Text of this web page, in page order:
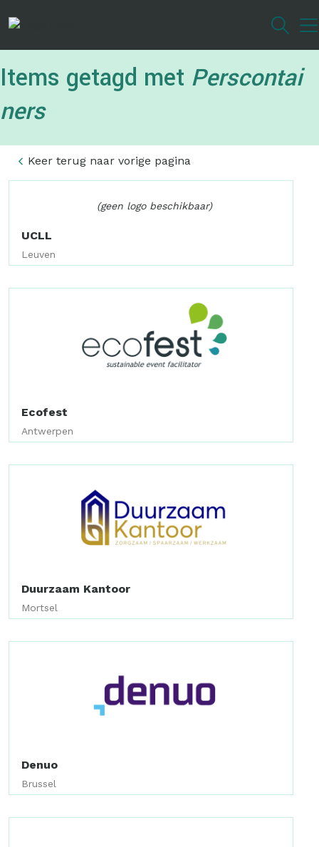
inhoud
Items getagd met Perscontai
ners
Keer terug naar vorige pagina
(geen logo beschikbaar)
UCLL
Leuven
Ecofest
Antwerpen
Duurzaam Kantoor
Mortsel
Denuo
Brussel